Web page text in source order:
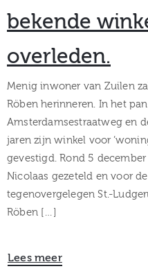
bekende
overleden.
Menig inwoner van Zuilen
Röben herinneren. In het
Amsterdamsestraatweg en
jaren zijn winkel voor
gevestigd. Rond 5
Nicolaas gezeteld en voor
tegenovergelegen St.-
Röben […]
Lees meer